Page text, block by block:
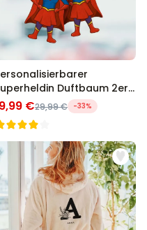
Duftbaum 2er
mit Gesicht
€29,99 € -33%